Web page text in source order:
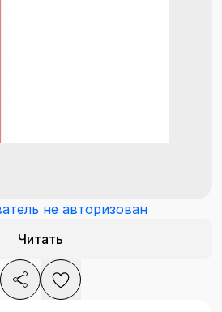
не авторизован
Читать